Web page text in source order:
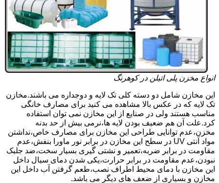
انواع مخزن پلی اتیلن در کوهرنگ
این مخازن شامل دو دسته کلی تک لایه و دوجداره می باشند.مخازن
تک لایه که در عکس بالا مشاهده می کنید برای مصارف خانگی
مناسب هستند ولی در صنایع از این مخازن نمی توان استفاده
کرد.علت آن هم ضعیف بودن لایه ها،نرمی بیش از حد بدنه
مخزن،عدم توانایی طراحی این مخازن برای مصارف خاص،نداشتن
مواد آنتی UV در سطح این مخازن در برابر نور ماورا بنفش،عدم
مقاومت در برابر ضربه،تعمیر و نشتی گیری بسیار سخت،ضد جلبک
نبودن،عدم مقاومت در برابر حرارت،یکی شدن دمای سیال داخل
این مخازن با دمای محیط اطراف نصب،طعم گرفتن آب داخل این
مخازن و بسیاری از ضعف های دیگر می باشد.